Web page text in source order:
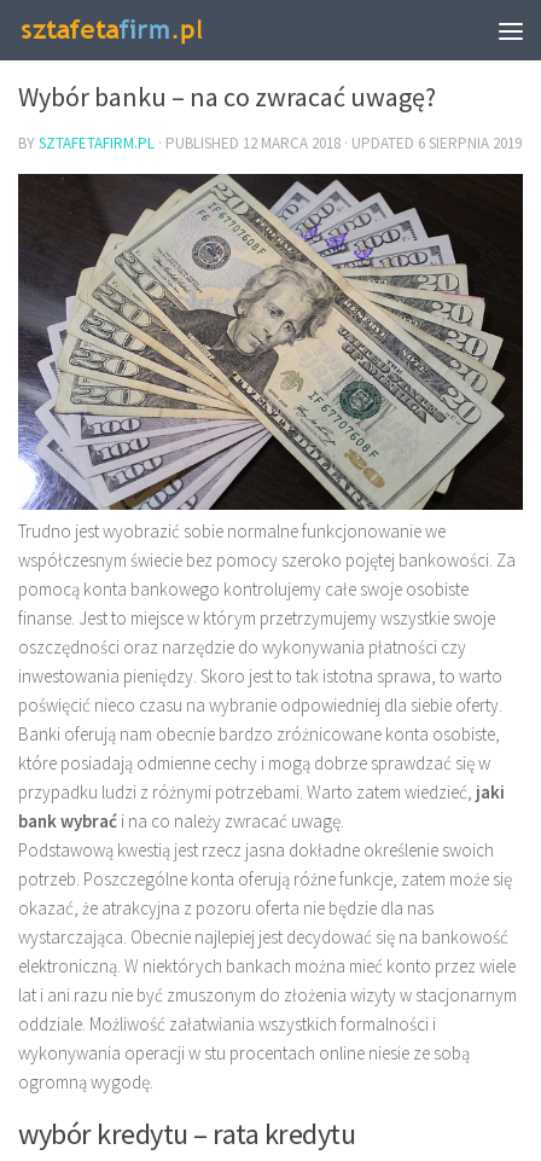
BIZNES I FINANSE
Wybór banku – na co zwracać uwagę?
BYSZTAFETAFIRM.PL · PUBLISHED 12 MARCA 2018 · UPDATED 6 SIERPNIA 2019
Trudno jest wyobrazić sobie normalne funkcjonowanie we
współczesnym świecie bez pomocy szeroko pojętej bankowości. Za
pomocą konta bankowego kontrolujemy całe swoje osobiste
finanse. Jest to miejsce w którym przetrzymujemy wszystkie swoje
oszczędności oraz narzędzie do wykonywania płatności czy
inwestowania pieniędzy. Skoro jest to tak istotna sprawa, to warto
poświęcić nieco czasu na wybranie odpowiedniej dla siebie oferty.
Banki oferują nam obecnie bardzo zróżnicowane konta osobiste,
które posiadają odmienne cechy i mogą dobrze sprawdzać się w
przypadku ludzi z różnymi potrzebami. Warto zatem wiedzieć, jaki
bank wybrać i na co należy zwracać uwagę.
Podstawową kwestią jest rzecz jasna dokładne określenie swoich
potrzeb. Poszczególne konta oferują różne funkcje, zatem może się
okazać, że atrakcyjna z pozoru oferta nie będzie dla nas
wystarczająca. Obecnie najlepiej jest decydować się na bankowość
elektroniczną. W niektórych bankach można mieć konto przez wiele
lat i ani razu nie być zmuszonym do złożenia wizyty w stacjonarnym
oddziale. Możliwość załatwiania wszystkich formalności i
wykonywania operacji w stu procentach online niesie ze sobą
ogromną wygodę.
wybór kredytu – rata kredytu